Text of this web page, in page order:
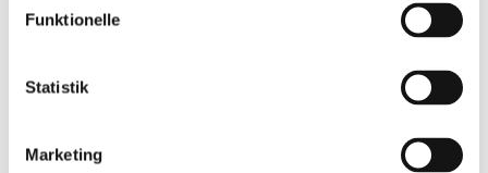
Funktionelle
Statistik
Marketing
...
...
...